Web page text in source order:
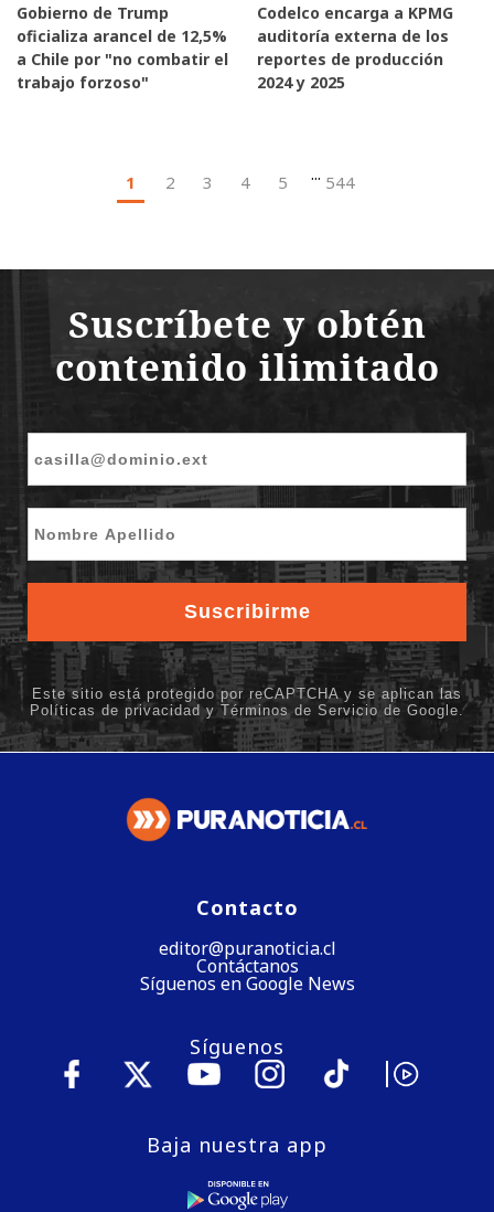
Gobierno de Trump
oficializa arancel de 12,5%
a Chile por "no combatir el
trabajo forzoso"
Codelco encarga a KPMG
auditoría externa de los
reportes de producción
2024 y 2025
1 2 3 4 5 ... 544
Contacto
editor@puranoticia.cl
Contáctanos
Síguenos en Google News
Síguenos
Baja nuestra app